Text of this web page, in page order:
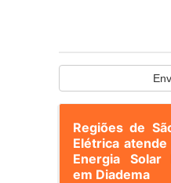
Regiões de
Elétrica
Energia Solar
em Diadema